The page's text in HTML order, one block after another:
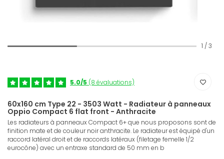
1 / 3
5.0/5 (8 évaluations)
60x160 cm Type 22 - 3503 Watt - Radiateur à panneaux
Oppio Compact 6 flat front - Anthracite
Les radiateurs à panneaux Compact 6+ que nous proposons sont de
finition mate et de couleur noir anthracite. Le radiateur est équipé d'un
raccord latéral droit et de raccords latéraux (filetage femelle 1/2
eurocône) avec un entraxe standard de 50 mm en b